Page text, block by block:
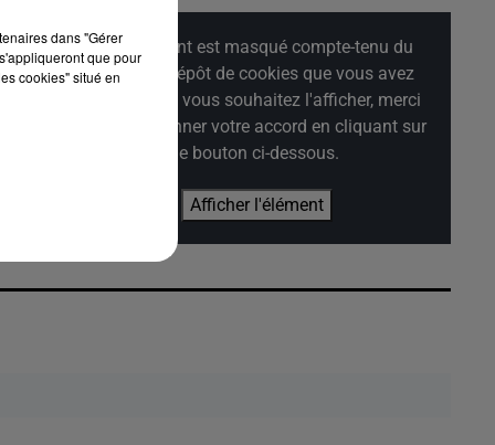
Cet élément est masqué compte-tenu du
refus du dépôt de cookies que vous avez
exprimé. Si vous souhaitez l'afficher, merci
de nous donner votre accord en cliquant sur
le bouton ci-dessous.
Afficher l'élément
dans "Gérer
que pour
cookies" situé en